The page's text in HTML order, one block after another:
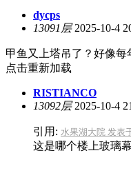
dycps
13091层2025-10-4
甲鱼又上塔吊了？好像每
点击重新加载
RISTIANCO
13092层2025-10-4
引用: 水果湖大院 发表
这是哪个楼上玻璃